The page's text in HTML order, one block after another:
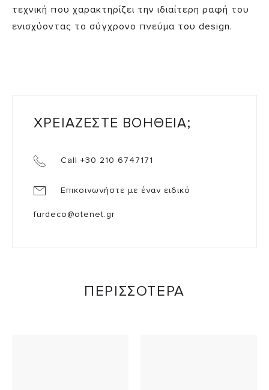
τεχνική που χαρακτηρίζει την ιδιαίτερη ραφή του
ενισχύοντας το σύγχρονο πνεύμα του design.
ΧΡΕΙΑΖΕΣΤΕ ΒΟΗΘΕΙΑ;
Call +30 210 6747171
Επικοινωνήστε με έναν ειδικό
furdeco@otenet.gr
ΠΕΡΙΣΣΟΤΕΡΑ